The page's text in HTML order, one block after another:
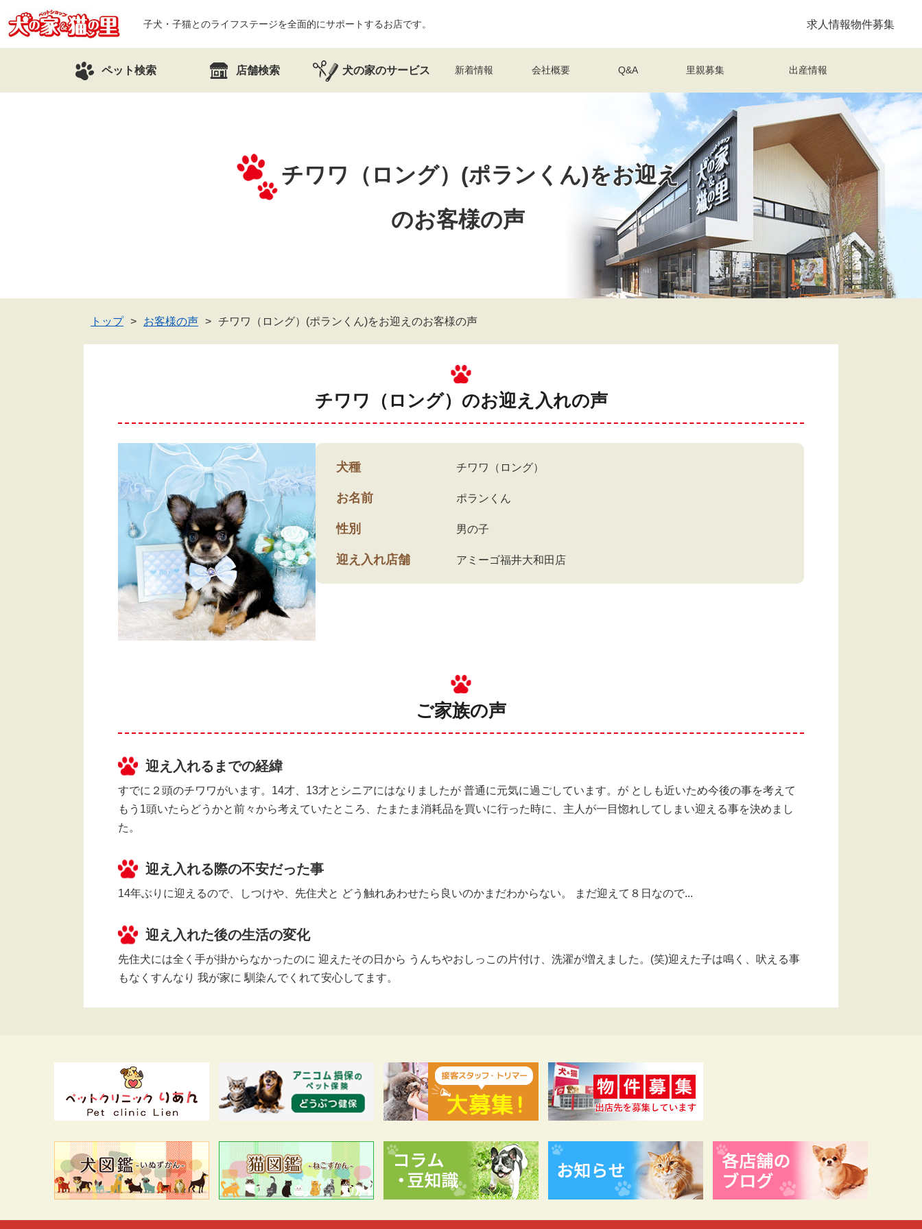
子犬・子猫とのライフステージを全面的にサポートするお店です。 求人情報物件募集
ペット検索 店舗検索 犬の家のサービス 新着情報 会社概要 Q&A 里親募集 出産情報
チワワ（ロング）(ポランくん)をお迎え
のお客様の声
トップ お客様の声 チワワ（ロング）(ポランくん)をお迎えのお客様の声
チワワ（ロング）のお迎え入れの声
犬種 チワワ（ロング）
お名前 ポランくん
性別 男の子
迎え入れ店舗 アミーゴ福井大和田店
ご家族の声
迎え入れるまでの経緯
すでに２頭のチワワがいます。14才、13才とシニアにはなりましたが 普通に元気に過ごしています。が としも近いため今後の事を考えて
もう1頭いたらどうかと前々から考えていたところ、たまたま消耗品を買いに行った時に、主人が一目惚れしてしまい迎える事を決めまし
た。
迎え入れる際の不安だった事
14年ぶりに迎えるので、しつけや、先住犬と どう触れあわせたら良いのかまだわからない。 まだ迎えて８日なので...
迎え入れた後の生活の変化
先住犬には全く手が掛からなかったのに 迎えたその日から うんちやおしっこの片付け、洗濯が増えました。(笑)迎えた子は鳴く、吠える事
もなくすんなり 我が家に 馴染んでくれて安心してます。